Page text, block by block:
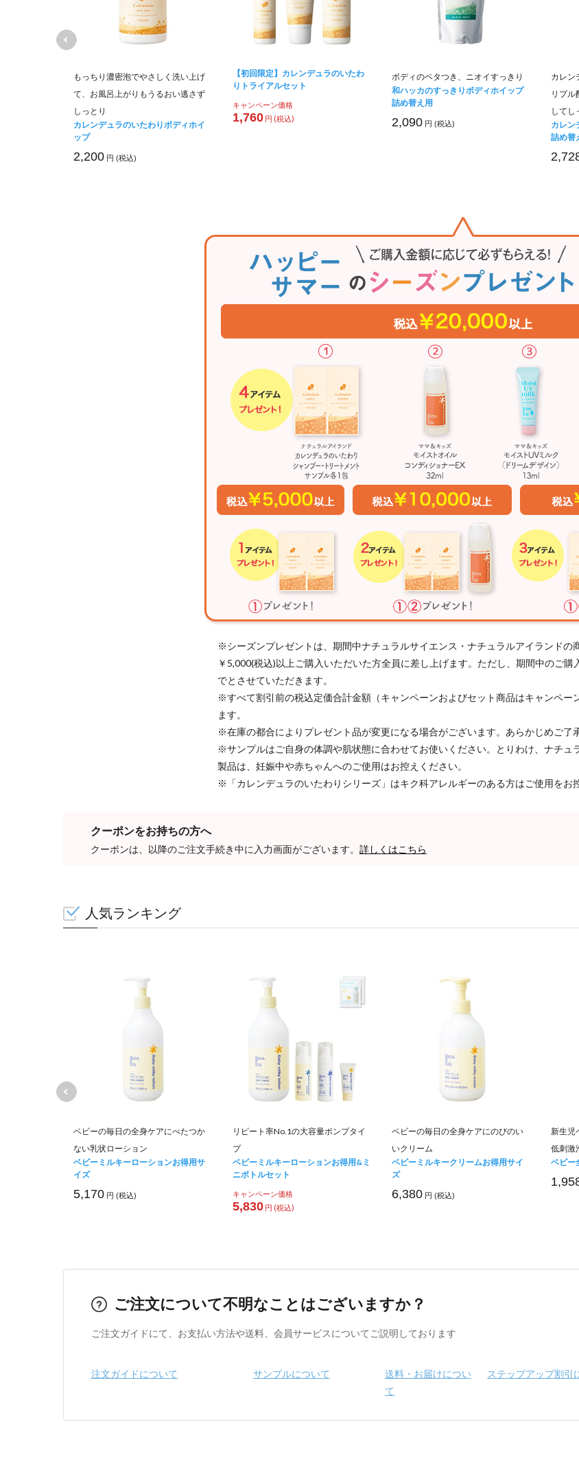
もっちり濃密泡でやさしく洗い上げ
て、お風呂上がりもうるおい逃さず
しっとり
カレンデュラのいたわりボディホイ
ップ
2,200 円 (税込)
【初回限定】カレンデュラのいたわ
りトライアルセット
キャンペーン価格
1,760 円 (税込)
ボディのベタつき、ニオイすっきり
和ハッカのすっきりボディホイップ
詰め替え用
2,090 円 (税込)
カレン
リプル
してし
カレン
詰め替
※シーズンプレゼントは、期間中ナチュラルサイエンス・ナチュラルアイランドの
￥5,000(税込)以上ご購入いただいた方全員に差し上げます。ただし、期間中のご購
でとさせていただきます。
※すべて割引前の税込定価合計金額（キャンペーンおよびセット商品はキャンペー
ます。
※在庫の都合によりプレゼント品が変更になる場合がございます。あらかじめご了
※サンプルはご自身の体調や肌状態に合わせてお使いください。とりわけ、ナチュ
製品は、妊娠中や赤ちゃんへのご使用はお控えください。
※「カレンデュラのいたわりシリーズ」はキク科アレルギーのある方はご使用をお
クーポンをお持ちの方へ
クーポンは、以降のご注文手続き中に入力画面がございます。 詳しくはこちら
人気ランキング
ベビーの毎日の全身ケアにべたつか
ない乳状ローション
ベビーミルキーローションお得用サ
イズ
5,170 円 (税込)
リピート率No.1の大容量ポンプタイ
プ
ベビーミルキーローションお得用&ミ
ニボトルセット
キャンペーン価格
5,830 円 (税込)
ベビーの毎日の全身ケアにのびのい
いクリーム
ベビーミルキークリームお得用サイ
ズ
6,380 円 (税込)
新生児
低刺激
ベビー
ご注文について不明なことはございますか？
ご注文ガイドにて、お支払い方法や送料、会員サービスについてご説明しております
注文ガイドについて サンプルについて
送料・お届けについ
て
ステップアップ割引